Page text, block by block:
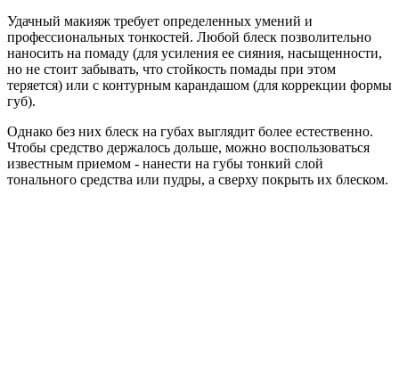
Удачный макияж требует определенных умений и
профессиональных тонкостей. Любой блеск позволительно
наносить на помаду (для усиления ее сияния, насыщенности,
но не стоит забывать, что стойкость помады при этом
теряется) или с контурным карандашом (для коррекции формы
губ).
Однако без них блеск на губах выглядит более естественно.
Чтобы средство держалось дольше, можно воспользоваться
известным приемом - нанести на губы тонкий слой
тонального средства или пудры, а сверху покрыть их блеском.